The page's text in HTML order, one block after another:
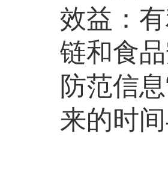
效益：
链和食
防范信
来的时